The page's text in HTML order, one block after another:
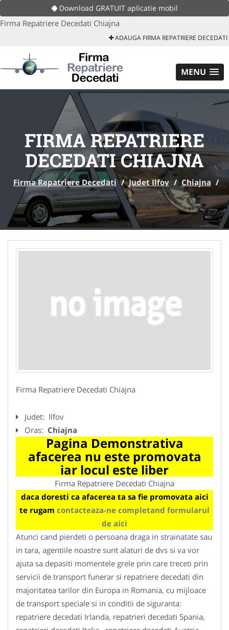
Download GRATUIT aplicatie mobil
Firma Repatriere Decedati Chiajna
ADAUGA FIRMA REPATRIERE DECEDATI
MENU
FIRMA REPATRIERE
DECEDATI CHIAJNA
Firma Repatriere Decedati / Judet Ilfov / Chiajna /
Firma Repatriere Decedati Chiajna
Judet: Ilfov
Oras: Chiajna
Pagina Demonstrativa
afacerea nu este promovata
iar locul este liber
Firma Repatriere Decedati Chiajna
daca doresti ca afacerea ta sa fie promovata aici
te rugam contacteaza-ne completand formularul
de aici
Atunci cand pierdeti o persoana draga in strainatate sau
in tara, agentiile noastre sunt alaturi de dvs si va vor
ajuta sa depasiti momentele grele prin care treceti prin
servicii de transport funerar si repatriere decedati din
majoritatea tarilor din Europa in Romania, cu mijloace
de transport speciale si in conditii de siguranta:
repatriere decedati Irlanda, repatrieri decedati Spania,